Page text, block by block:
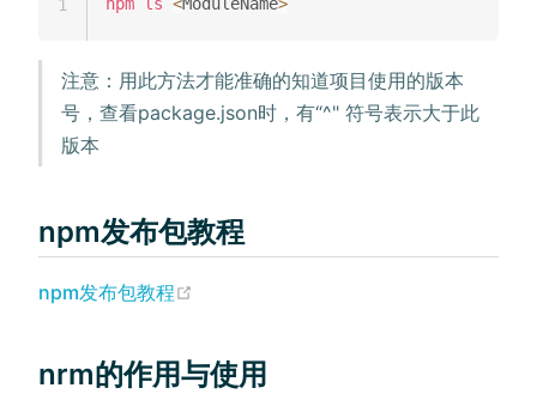
npm ls <ModuleName>
1
注意：用此方法才能准确的知道项目使用的版本
号，查看package.json时，有“^" 符号表示大于此
版本
npm发布包教程
npm发布包教程
nrm的作用与使用